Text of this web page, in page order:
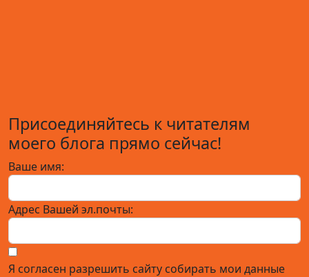
Присоединяйтесь к читателям
моего блога прямо сейчас!
Ваше имя:
Адрес Вашей эл.почты:
Я согласен разрешить сайту собирать мои данные